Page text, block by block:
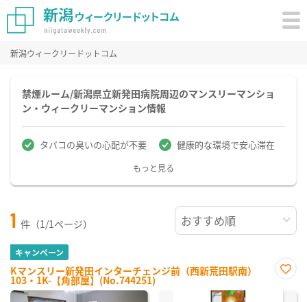
新潟ウィークリードットコム
禁煙ルーム/新潟県立新発田病院周辺のマンスリーマンショ
ン・ウィークリーマンション情報
タバコの臭いの心配が不要 健康的な環境で安心滞在
もっと見る
1 件（1/1ページ）
キャンペーン
Kマンスリー新発田インターチェンジ前（西新荒田駅南）
103・1K-【角部屋】(No.744251)
に入